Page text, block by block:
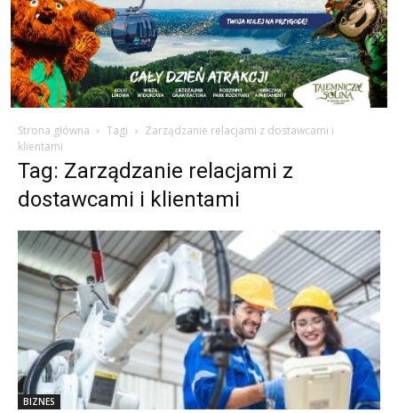
Strona główna Tagi
Zarządzanie relacjami z dostawcami i
klientami
Tag: Zarządzanie relacjami z
dostawcami i klientami
BIZNES